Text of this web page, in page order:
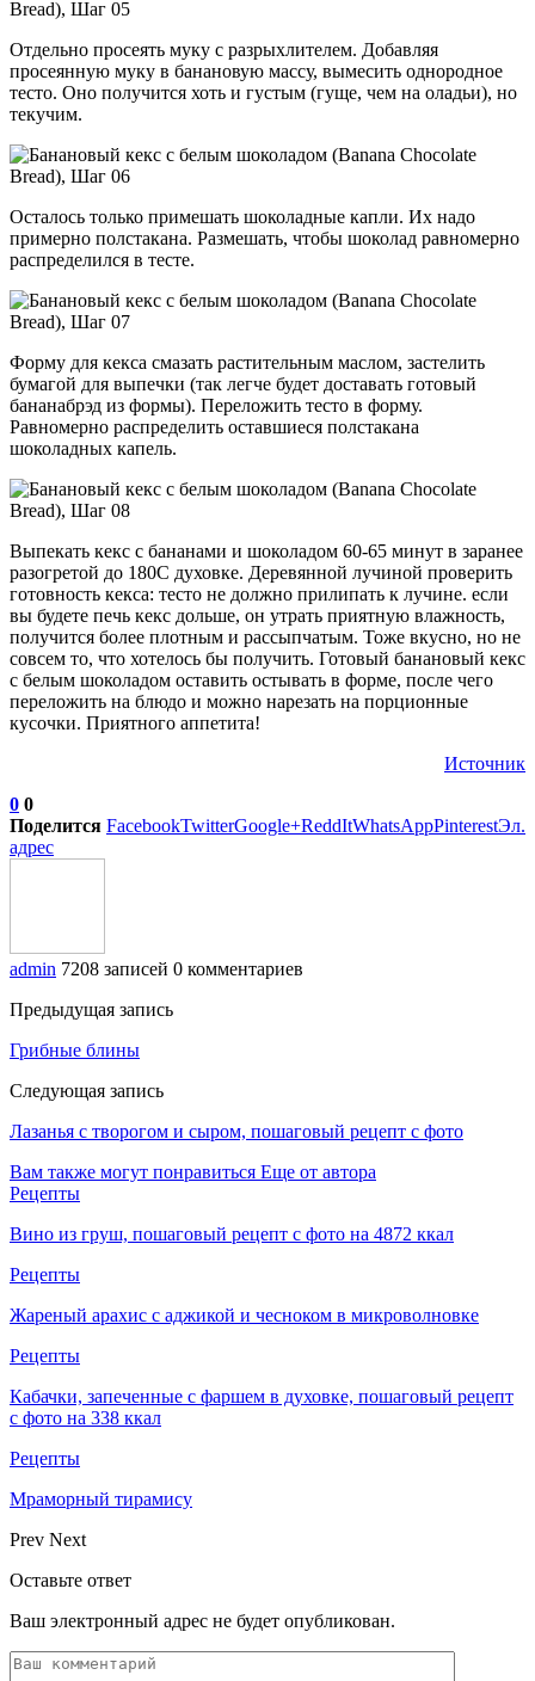
Отдельно просеять муку с разрыхлителем. Добавляя
просеянную муку в банановую массу, вымесить однородное
тесто. Оно получится хоть и густым (гуще, чем на оладьи), но
текучим.
Осталось только примешать шоколадные капли. Их надо
примерно полстакана. Размешать, чтобы шоколад равномерно
распределился в тесте.
Форму для кекса смазать растительным маслом, застелить
бумагой для выпечки (так легче будет доставать готовый
бананабрэд из формы). Переложить тесто в форму.
Равномерно распределить оставшиеся полстакана
шоколадных капель.
Выпекать кекс с бананами и шоколадом 60-65 минут в заранее
разогретой до 180С духовке. Деревянной лучиной проверить
готовность кекса: тесто не должно прилипать к лучине. если
вы будете печь кекс дольше, он утрать приятную влажность,
получится более плотным и рассыпчатым. Тоже вкусно, но не
совсем то, что хотелось бы получить. Готовый банановый кекс
с белым шоколадом оставить остывать в форме, после чего
переложить на блюдо и можно нарезать на порционные
кусочки. Приятного аппетита!
Источник
0 0
Поделится FacebookTwitterGoogle+ReddItWhatsAppPinterestЭл.
адрес
admin 7208 записей 0 комментариев
Предыдущая запись
Грибные блины
Следующая запись
Лазанья с творогом и сыром, пошаговый рецепт с фото
Вам также могут понравиться Еще от автора
Рецепты
Вино из груш, пошаговый рецепт с фото на 4872 ккал
Рецепты
Жареный арахис с аджикой и чесноком в микроволновке
Рецепты
Кабачки, запеченные с фаршем в духовке, пошаговый рецепт
с фото на 338 ккал
Рецепты
Мраморный тирамису
Prev Next
Оставьте ответ
Ваш электронный адрес не будет опубликован.